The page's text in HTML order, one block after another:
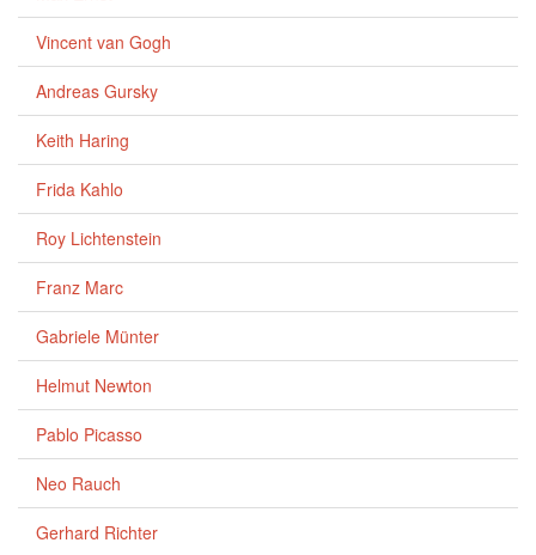
Vincent van Gogh
Andreas Gursky
Keith Haring
Frida Kahlo
Roy Lichtenstein
Franz Marc
Gabriele Münter
Helmut Newton
Pablo Picasso
Neo Rauch
Gerhard Richter